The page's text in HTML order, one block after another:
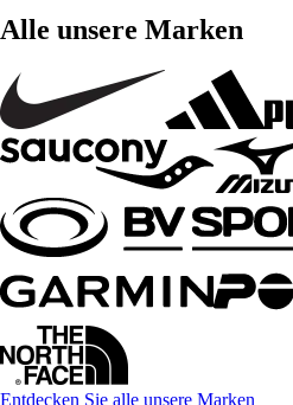
Alle unsere Marken
Entdecken Sie alle unsere Marken